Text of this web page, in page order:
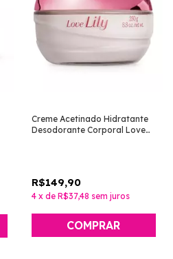
Creme Acetinado Hidratante
Desodorante Corporal Love
R$149,90
4 x de R$37,48 sem juros